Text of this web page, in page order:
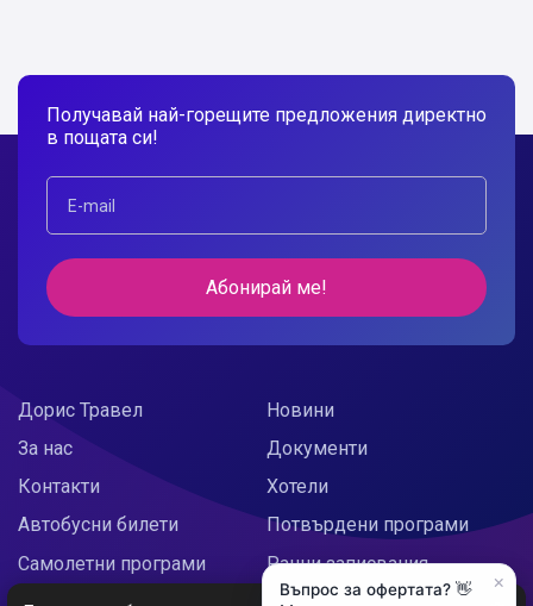
Получавай най-горещите предложения директно
в пощата си!
Абонирай ме!
Дорис Травел
За нас
Контакти
Новини
Документи
Хотели
Автобусни билети
Самолетни програми
Потвърдени програми
Ранни записвания
×
Въпрос за офертата? 👋